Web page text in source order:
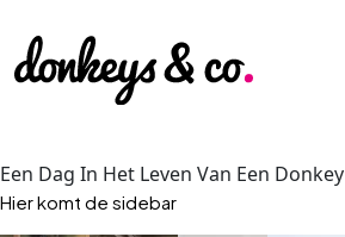
Een Dag In Het Leven Van Een Donkey
Hier komt de sidebar